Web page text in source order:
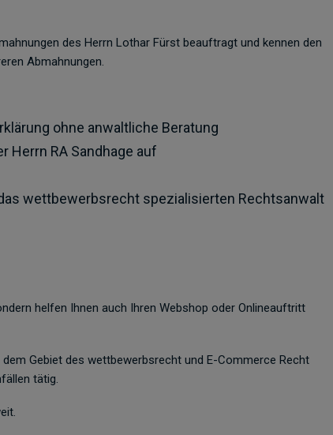
des Herrn Lothar Fürst beauftragt und kennen den
Abmahnungen.
ohne anwaltliche Beratung
Herrn RA Sandhage auf
wettbewerbsrecht spezialisierten Rechtsanwalt
helfen Ihnen auch Ihren Webshop oder Onlineauftritt
Gebiet des wettbewerbsrecht und E-Commerce Recht
tätig.